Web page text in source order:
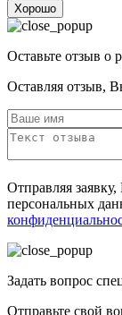
Хорошо
Оставьте отзыв о
Оставляя отзыв,
Отправляя
персональных
Задать вопрос
Отправьте свой